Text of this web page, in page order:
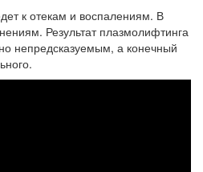
к отекам и воспалениям. В
Результат плазмолифтинга
непредсказуемым, а конечный